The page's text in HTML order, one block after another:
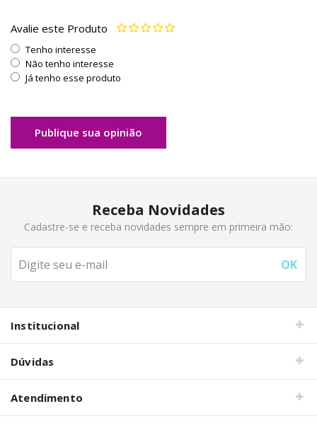
Avalie este Produto
Tenho interesse
Não tenho interesse
Já tenho esse produto
Publique sua opinião
Receba Novidades
Cadastre-se e receba novidades sempre em primeira mão:
Institucional
Dúvidas
Atendimento